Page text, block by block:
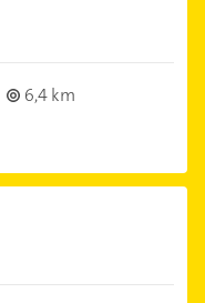
6,4 km